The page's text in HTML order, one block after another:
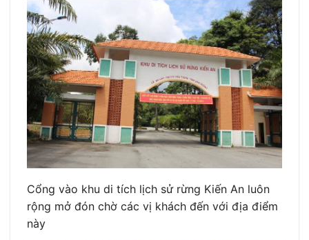
Cổng vào khu di tích lịch sử rừng Kiến An luôn
rộng mở đón chờ các vị khách đến với địa điểm
này